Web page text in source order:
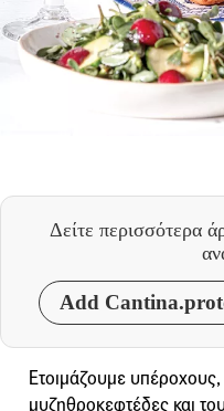
Δείτε περισσότερα
Add
Ετοιμάζουμε
μυζηθροκεφτέδες και